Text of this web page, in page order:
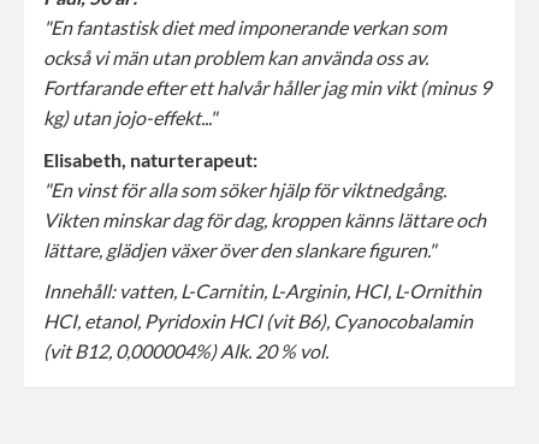
"En fantastisk diet med imponerande verkan som
också vi män utan problem kan använda oss av.
Fortfarande efter ett halvår håller jag min vikt (minus 9
kg) utan jojo-effekt..."
Elisabeth, naturterapeut:
"En vinst för alla som söker hjälp för viktnedgång.
Vikten minskar dag för dag, kroppen känns lättare och
lättare, glädjen växer över den slankare figuren."
Innehåll: vatten, L-Carnitin, L-Arginin, HCI, L-Ornithin
HCI, etanol, Pyridoxin HCI (vit B6), Cyanocobalamin
(vit B12, 0,000004%)Alk. 20 % vol.